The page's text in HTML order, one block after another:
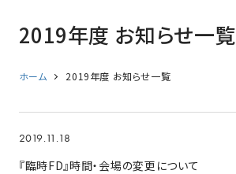
2019年度 お知らせ一覧
ホーム 2019年度 お知らせ一覧
2019.11.18
『臨時FD』時間・会場の変更について